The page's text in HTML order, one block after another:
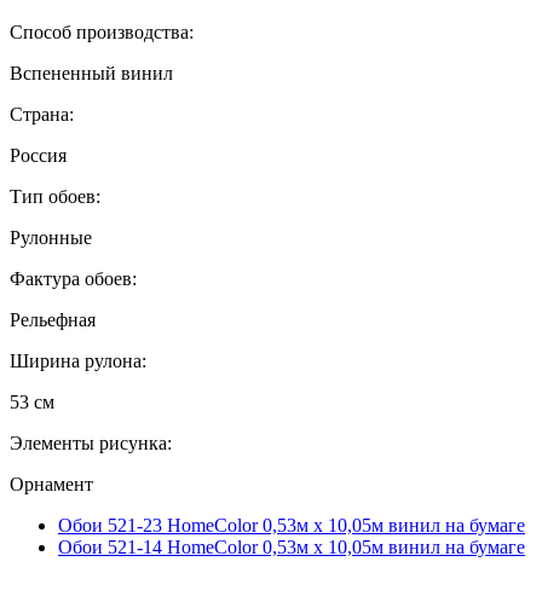
Способ производства:
Вспененный винил
Страна:
Россия
Тип обоев:
Рулонные
Фактура обоев:
Рельефная
Ширина рулона:
53 см
Элементы рисунка:
Орнамент
Обои 521-23 HomeColor 0,53м x 10,05м винил на бумаге
Обои 521-14 HomeColor 0,53м x 10,05м винил на бумаге